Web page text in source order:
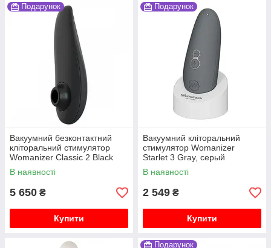
У Womanizer вірять, що мастурбація –
це найкраща практика, щоб зізнатись
собі у коханні. Тому ми пропагуємо
відкриту розмову про мастурбацію.
Через свою продукцію
бренд передає світові повідомлення:
любіть своє тіло та знайдіть час, щоб
пізнати своє сексуальне задоволення!
Подарунок
Вакуумний безконтактний
кліторальний стимулятор
Womanizer Classic 2 Black
В наявності
5 650 ₴
Купити
Подарунок
Вакуумний кліторальний
стимулятор Womanizer
Starlet 3 Gray, серый
В наявності
2 549 ₴
Купити
Подарунок